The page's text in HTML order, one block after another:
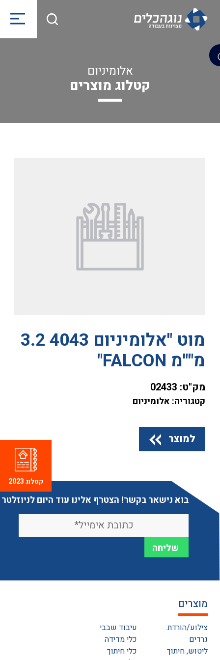
אלומיניום
קטלוג מוצרים
מוט "אלומיניום 4043 3.2
מ""מ FALCON"
מק"ט: 02433
קטגוריה: אלומיניום
למוצר
בוא נישאר בקשר! הצטרף אלינו עוד היום לניוזלטר
מוצרים
צילוע/הורדת
גרדים
ליטוש, חיתוך
עיבוד שבבי
כלי מדידה
כלי חיתוך
קטלוג 2023